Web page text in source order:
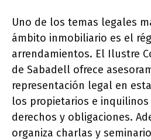
Uno de los temas legales
ámbito inmobiliario es el
arrendamientos. El Ilustre
de Sabadell ofrece
representación legal en
los propietarios e
derechos y obligaciones.
organiza charlas y